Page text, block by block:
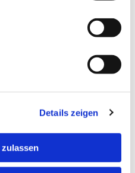
Details zeigen